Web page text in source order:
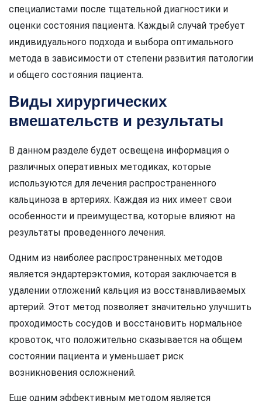
специалистами после тщательной диагностики и
оценки состояния пациента. Каждый случай требует
индивидуального подхода и выбора оптимального
метода в зависимости от степени развития патологии
и общего состояния пациента.
Виды хирургических
вмешательств и результаты
В данном разделе будет освещена информация о
различных оперативных методиках, которые
используются для лечения распространенного
кальциноза в артериях. Каждая из них имеет свои
особенности и преимущества, которые влияют на
результаты проведенного лечения.
Одним из наиболее распространенных методов
является эндартерэктомия, которая заключается в
удалении отложений кальция из восстанавливаемых
артерий. Этот метод позволяет значительно улучшить
проходимость сосудов и восстановить нормальное
кровоток, что положительно сказывается на общем
состоянии пациента и уменьшает риск
возникновения осложнений.
Еще одним эффективным методом является